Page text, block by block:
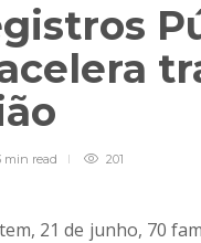
min read 201
21 de junho, 70